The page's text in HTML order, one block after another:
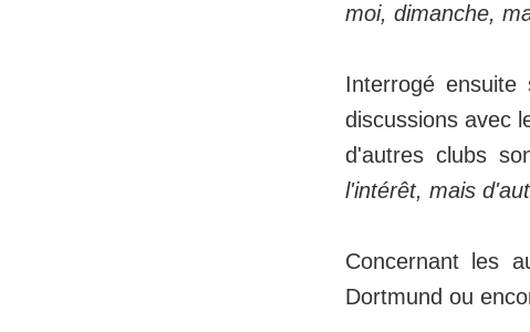
moi, dimanche,
Interrogé
discussions avec
d'autres clubs
l'intérêt, mais
Concernant les
Dortmund ou